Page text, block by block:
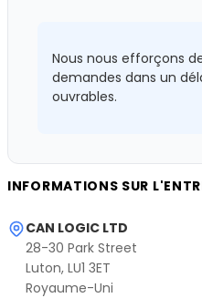
Nous nous efforçons
demandes dans un
ouvrables.
INFORMATIONS SUR
CAN LOGIC LTD
28-30 Park Street
Luton, LU1 3ET
Royaume-Uni